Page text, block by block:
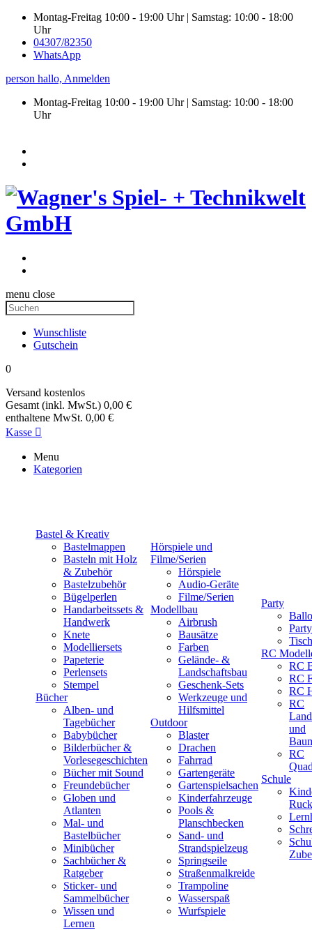
Montag-Freitag 10:00 - 19:00 Uhr | Samstag: 10:00 - 18:00
Uhr
04307/82350
WhatsApp
person hallo, Anmelden
Montag-Freitag 10:00 - 19:00 Uhr | Samstag: 10:00 - 18:00
Uhr
menu close
Wunschliste
Gutschein
0
Versand kostenlos
Gesamt (inkl. MwSt.) 0,00 €
enthaltene MwSt. 0,00 €
Kasse 
Menu
Kategorien
Bastel & Kreativ
Bastelmappen
Basteln mit Holz
& Zubehör
Bastelzubehör
Bügelperlen
Handarbeitssets &
Handwerk
Knete
Modelliersets
Papeterie
Perlensets
Stempel
Bücher
Alben- und
Tagebücher
Babybücher
Bilderbücher &
Vorlesegeschichten
Bücher mit Sound
Freundebücher
Globen und
Atlanten
Mal- und
Bastelbücher
Minibücher
Sachbücher &
Ratgeber
Sticker- und
Sammelbücher
Wissen und
Lernen
Hörspiele und
Filme/Serien
Hörspiele
Audio-Geräte
Filme/Serien
Modellbau
Airbrush
Bausätze
Farben
Gelände- &
Landschaftsbau
Geschenk-Sets
Werkzeuge und
Hilfsmittel
Outdoor
Blaster
Drachen
Fahrrad
Gartengeräte
Gartenspielsachen
Kinderfahrzeuge
Pools &
Planschbecken
Sand- und
Strandspielzeug
Springseile
Straßenmalkreide
Trampoline
Wasserspaß
Wurfspiele
Party
RC
RC
RC
RC
RC
und
RC
Schule